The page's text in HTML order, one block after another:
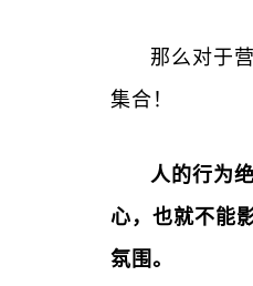
那么对于
集合！
人的行为
心，也就不能
氛围。